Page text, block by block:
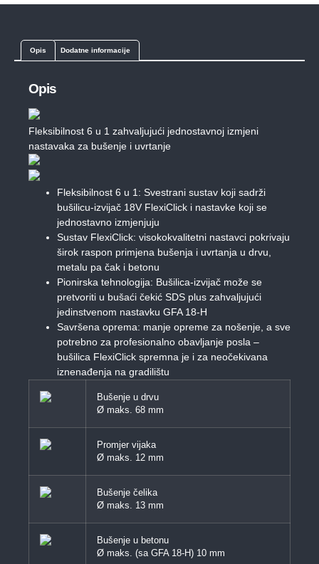
Opis Dodatne informacije
Opis
Fleksibilnost 6 u 1 zahvaljujući jednostavnoj izmjeni
nastavaka za bušenje i uvrtanje
Fleksibilnost 6 u 1: Svestrani sustav koji sadrži
bušilicu-izvijač 18V FlexiClick i nastavke koji se
jednostavno izmjenjuju
Sustav FlexiClick: visokokvalitetni nastavci pokrivaju
širok raspon primjena bušenja i uvrtanja u drvu,
metalu pa čak i betonu
Pionirska tehnologija: Bušilica-izvijač može se
pretvoriti u bušaći čekić SDS plus zahvaljujući
jedinstvenom nastavku GFA 18-H
Savršena oprema: manje opreme za nošenje, a sve
potrebno za profesionalno obavljanje posla –
bušilica FlexiClick spremna je i za neočekivana
iznenađenja na gradilištu
Bušenje u drvu
Ø maks. 68 mm
Promjer vijaka
Ø maks. 12 mm
Bušenje čelika
Ø maks. 13 mm
Bušenje u betonu
Ø maks. (sa GFA 18-H) 10 mm